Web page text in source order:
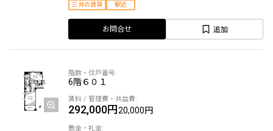
三井の賃貸 駅近
お問合せ 追加
6階６０１
292,000円20,000円